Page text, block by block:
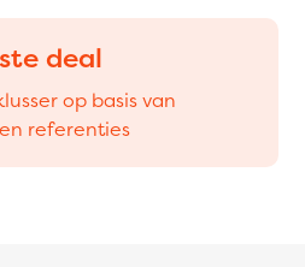
deal
op basis van
referenties